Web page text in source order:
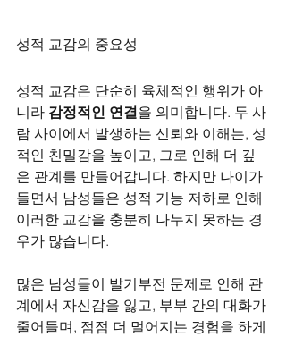
성적 교감의 중요성
성적 교감은 단순히 육체적인 행위가 아
니라 감정적인 연결을 의미합니다. 두 사
람 사이에서 발생하는 신뢰와 이해는, 성
적인 친밀감을 높이고, 그로 인해 더 깊
은 관계를 만들어갑니다. 하지만 나이가
들면서 남성들은 성적 기능 저하로 인해
이러한 교감을 충분히 나누지 못하는 경
우가 많습니다.
많은 남성들이 발기부전 문제로 인해 관
계에서 자신감을 잃고, 부부 간의 대화가
줄어들며, 점점 더 멀어지는 경험을 하게